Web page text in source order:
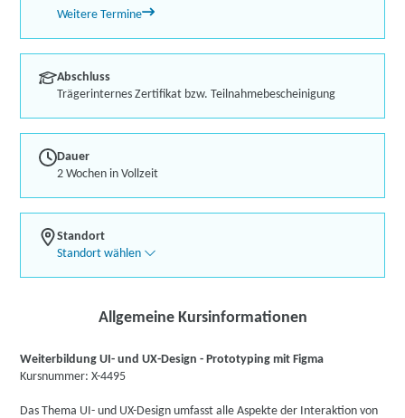
Weitere Termine
Abschluss
Trägerinternes Zertifikat bzw. Teilnahmebescheinigung
Dauer
2 Wochen in Vollzeit
Standort
Standort wählen
Allgemeine Kursinformationen
Weiterbildung UI- und UX-Design - Prototyping mit Figma
Kursnummer: X-4495
Das Thema UI- und UX-Design umfasst alle Aspekte der Interaktion von